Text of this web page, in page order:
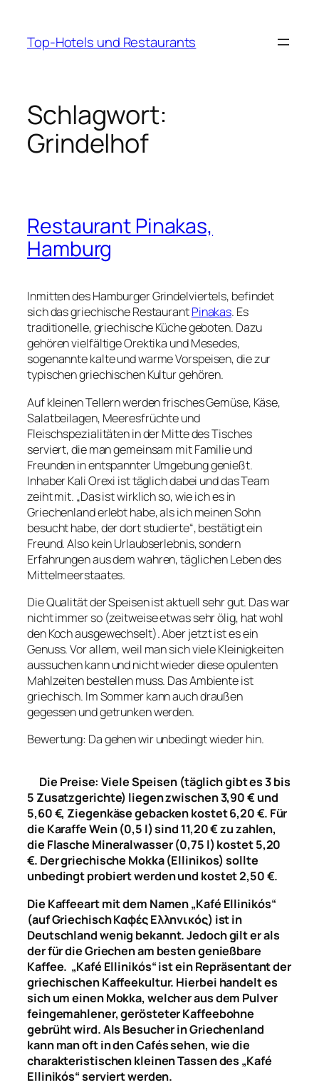
springen
Top-Hotels und Restaurants
Schlagwort:
Grindelhof
Restaurant Pinakas,
Hamburg
Inmitten des Hamburger Grindelviertels, befindet
sich das griechische RestaurantPinakas. Es
traditionelle, griechische Küche geboten. Dazu
gehören vielfältige Orektika und Mesedes,
sogenannte kalte und warme Vorspeisen, die zur
typischen griechischen Kultur gehören.
Auf kleinen Tellern werden frisches Gemüse, Käse,
Salatbeilagen, Meeresfrüchte und
Fleischspezialitäten in der Mitte des Tisches
serviert, die man gemeinsam mit Familie und
Freunden in entspannter Umgebung genießt.
Inhaber Kali Orexi ist täglich dabei und das Team
zeiht mit. „Das ist wirklich so, wie ich es in
Griechenland erlebt habe, als ich meinen Sohn
besucht habe, der dort studierte“, bestätigt ein
Freund. Also kein Urlaubserlebnis, sondern
Erfahrungen aus dem wahren, täglichen Leben des
Mittelmeerstaates.
Die Qualität der Speisen ist aktuell sehr gut. Das war
nicht immer so (zeitweise etwas sehr ölig, hat wohl
den Koch ausgewechselt). Aber jetzt ist es ein
Genuss. Vor allem, weil man sich viele Kleinigkeiten
aussuchen kann und nicht wieder diese opulenten
Mahlzeiten bestellen muss. Das Ambiente ist
griechisch. Im Sommer kann auch draußen
gegessen und getrunken werden.
Bewertung: Da gehen wir unbedingt wieder hin.
Die Preise: Viele Speisen (täglich gibt es 3 bis
5 Zusatzgerichte) liegen zwischen 3,90 € und
5,60 €, Ziegenkäse gebacken kostet 6,20 €. Für
die Karaffe Wein (0,5 l) sind 11,20 € zu zahlen,
die Flasche Mineralwasser (0,75 l) kostet 5,20
€. Der griechische Mokka (Ellinikos) sollte
unbedingt probiert werden und kostet 2,50 €.
Die Kaffeeart mit dem Namen „Kafé Ellinikós“
(auf Griechisch Καφές Ελληνικός) ist in
Deutschland wenig bekannt. Jedoch gilt er als
der für die Griechen am besten genießbare
Kaffee. „Kafé Ellinikós“ ist ein Repräsentant der
griechischen Kaffeekultur. Hierbei handelt es
sich um einen Mokka, welcher aus dem Pulver
feingemahlener, gerösteter Kaffeebohne
gebrüht wird. Als Besucher in Griechenland
kann man oft in den Cafés sehen, wie die
charakteristischen kleinen Tassen des „Kafé
Ellinikós“ serviert werden.